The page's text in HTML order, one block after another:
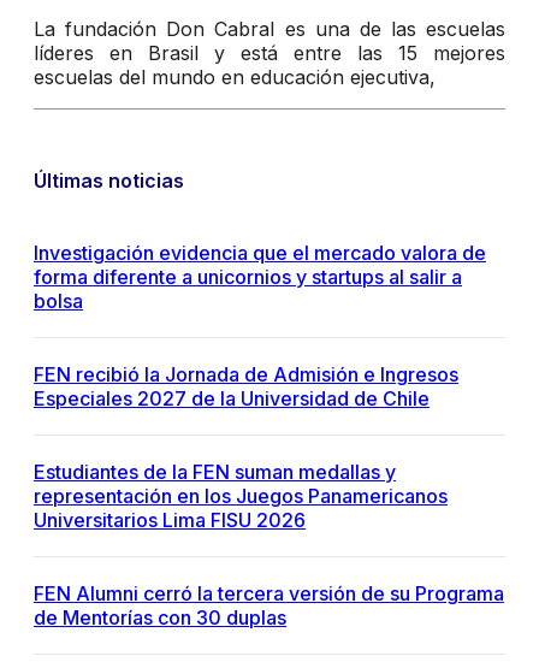
La fundación Don Cabral es una de las escuelas
líderes en Brasil y está entre las 15 mejores
escuelas del mundo en educación ejecutiva,
Últimas noticias
Investigación evidencia que el mercado valora de
forma diferente a unicornios y startups al salir a
bolsa
FEN recibió la Jornada de Admisión e Ingresos
Especiales 2027 de la Universidad de Chile
Estudiantes de la FEN suman medallas y
representación en los Juegos Panamericanos
Universitarios Lima FISU 2026
FEN Alumni cerró la tercera versión de su Programa
de Mentorías con 30 duplas